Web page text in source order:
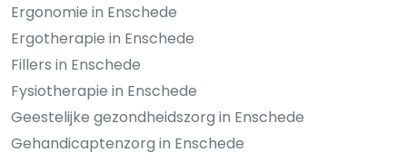
Ergonomie in Enschede
Ergotherapie in Enschede
Fillers in Enschede
Fysiotherapie in Enschede
Geestelijke gezondheidszorg in Enschede
Gehandicaptenzorg in Enschede